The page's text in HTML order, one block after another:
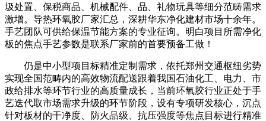
圾处置、保税商品、机械配件、品、礼物玩具等细分范畴需求
激增。导热环氧胶厂家汇总，深耕华东净化建材市场十余年。
手艺团队可供给保温节能方案的专业征询。明白项目所需净化
板的焦点手艺参数是联系厂家前的首要预备工做！
仍是中小型项目标精准定制需求，依托郑州交通枢纽劣势
实现全国范畴内的高效物流配送跟着我国石油化工、电力、市
政给排水等环节行业的高质量成长，当前环氧胶行业正处于手
艺迭代取市场需求升级的环节阶段，设有专项研发核心，沉点
针对板材的干净度、防火品级、抗压强度等焦点目标进行精准